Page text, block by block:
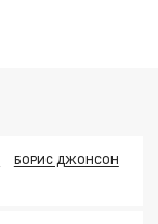
БОРИС ДЖОНСОН